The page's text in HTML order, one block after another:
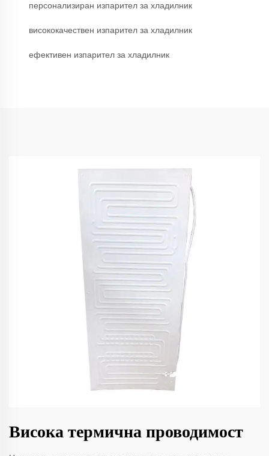
персонализиран изпарител за хладилник
висококачествен изпарител за хладилник
ефективен изпарител за хладилник
Висока термична проводимост